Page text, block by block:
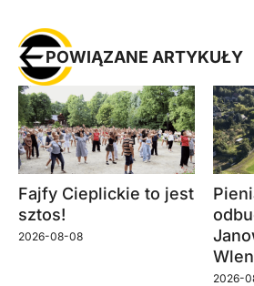
POWIĄZANE ARTYKUŁY
Fajfy Cieplickie to jest
sztos!
2026-08-08
2026-